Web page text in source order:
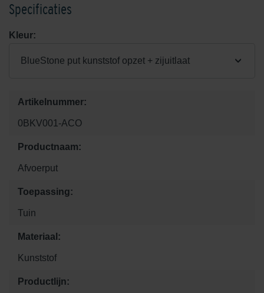
Specificaties
Kleur:
BlueStone put kunststof opzet + zijuitlaat
Artikelnummer:
0BKV001-ACO
Productnaam:
Afvoerput
Toepassing:
Tuin
Materiaal:
Kunststof
Productlijn: